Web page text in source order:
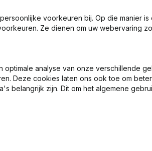
- Ontslagnemingen - Benoemingen -
- Benoemingen
voorkeuren bij. Op die manier
Ze dienen om uw webervaring
analyse van onze verschillende
Deze cookies laten ons ook toe om
belangrijk zijn. Dit om het algemene